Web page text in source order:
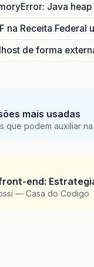
Java
na Receita Federal
de forma
mais usadas
que podem auxiliar
end:
— Casa do Codigo